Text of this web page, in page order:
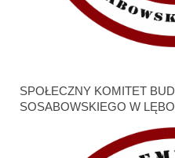
SPOŁECZNY KOMITET
SOSABOWSKIEGO W